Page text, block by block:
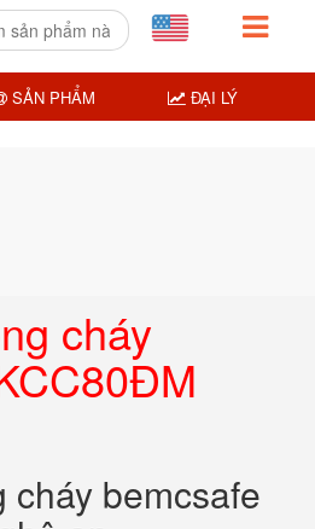
cháy
cháy bemcsafe
SẢN PHẨM ĐẠI LÝ